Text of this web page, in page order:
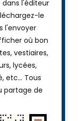
dans l'éditeur
le
l'envoyer
où bon
vestiaires,
lycées,
etc... Tous
partage de